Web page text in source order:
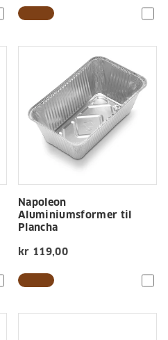
Napoleon
Aluminiumsformer til
Plancha
kr 119,00